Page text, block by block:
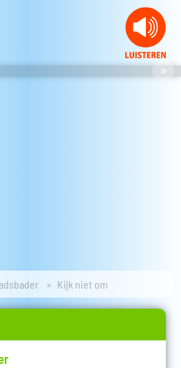
Kijk niet om